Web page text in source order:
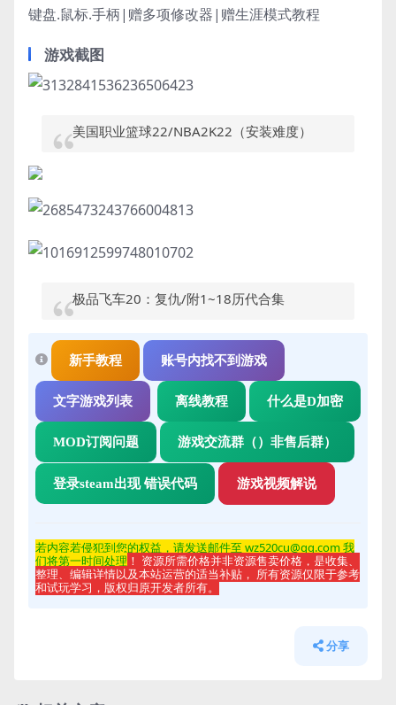
键盘.鼠标.手柄|赠多项修改器|赠生涯模式教程
游戏截图
美国职业篮球22/NBA2K22（安装难度）
极品飞车20：复仇/附1~18历代合集
新手教程 账号内找不到游戏
文字游戏列表 离线教程 什么是D加密
MOD订阅问题 游戏交流群（）非售后群）
登录steam出现 错误代码 游戏视频解说
若内容若侵犯到您的权益，请发送邮件至 wz520cu@qq.com 我
们将第一时间处理 ！ 资源所需价格并非资源售卖价格，是收集、
整理、编辑详情以及本站运营的适当补贴， 所有资源仅限于参考
和试玩学习，版权归原开发者所有。
分享